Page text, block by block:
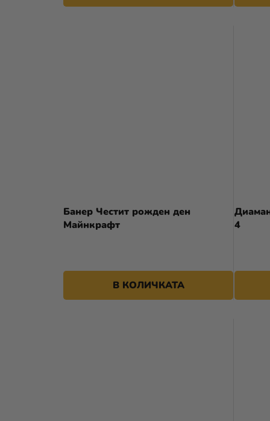
Банер Честит рожден ден
Майнкрафт
В КОЛИЧКАТА
4